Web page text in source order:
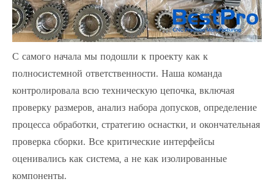
С самого начала мы подошли к проекту как к
полносистемной ответственности. Наша команда
контролировала всю техническую цепочка, включая
проверку размеров, анализ набора допусков, определение
процесса обработки, стратегию оснастки, и окончательная
проверка сборки. Все критические интерфейсы
оценивались как система, а не как изолированные
компоненты.